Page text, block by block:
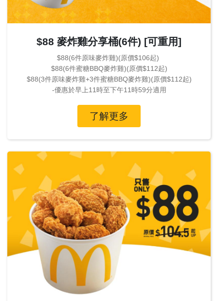
$88 麥炸雞分享桶(6件) [可重用]
$88(6件原味麥炸雞)(原價$106起)
$88(6件蜜糖BBQ麥炸雞)(原價$112起)
$88(3件原味麥炸雞+3件蜜糖BBQ麥炸雞)(原價$112起)
-優惠於早上11時至下午11時59分適用
了解更多